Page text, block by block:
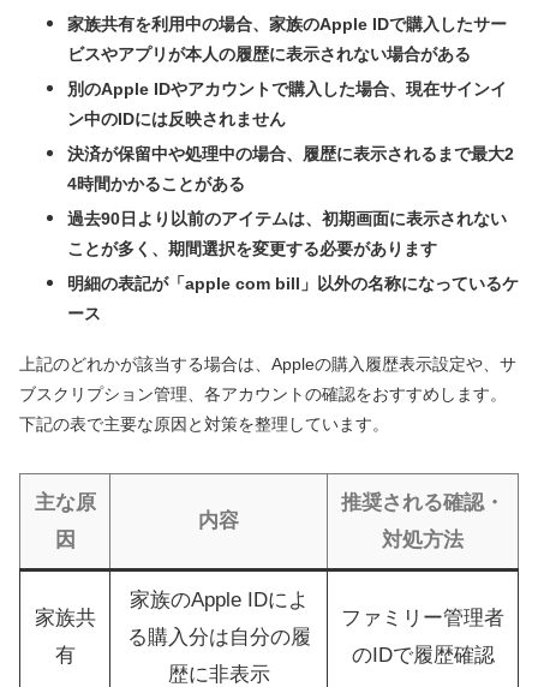
家族共有を利用中の場合、家族のApple IDで購入したサー
ビスやアプリが本人の履歴に表示されない場合がある
別のApple IDやアカウントで購入した場合、現在サインイ
ン中のIDには反映されません
決済が保留中や処理中の場合、履歴に表示されるまで最大2
4時間かかることがある
過去90日より以前のアイテムは、初期画面に表示されない
ことが多く、期間選択を変更する必要があります
明細の表記が「apple com bill」以外の名称になっているケ
ース
上記のどれかが該当する場合は、Appleの購入履歴表示設定や、サ
ブスクリプション管理、各アカウントの確認をおすすめします。
下記の表で主要な原因と対策を整理しています。
主な原
因
内容
推奨される確認・
対処方法
家族共
有
家族のApple IDによ
る購入分は自分の履
歴に非表示
ファミリー管理者
のIDで履歴確認